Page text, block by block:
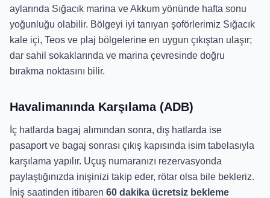
aylarında Sığacık marina ve Akkum yönünde hafta sonu
yoğunluğu olabilir. Bölgeyi iyi tanıyan şoförlerimiz Sığacık
kale içi, Teos ve plaj bölgelerine en uygun çıkıştan ulaşır;
dar sahil sokaklarında ve marina çevresinde doğru
bırakma noktasını bilir.
Havalimanında Karşılama (ADB)
İç hatlarda bagaj alımından sonra, dış hatlarda ise
pasaport ve bagaj sonrası çıkış kapısında isim tabelasıyla
karşılama yapılır. Uçuş numaranızı rezervasyonda
paylaştığınızda inişinizi takip eder, rötar olsa bile bekleriz.
İniş saatinden itibaren 60 dakika ücretsiz bekleme